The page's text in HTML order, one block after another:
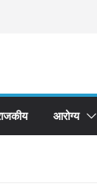
आरोग्य